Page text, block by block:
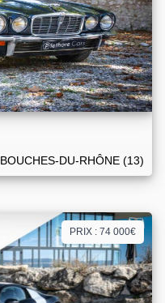
BOUCHES-DU-RHÔNE (13)
PRIX : 74 000€